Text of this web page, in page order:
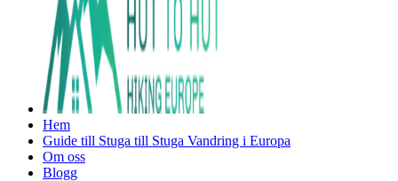
Hem
Guide till Stuga till Stuga Vandring i Europa
Om oss
Blogg